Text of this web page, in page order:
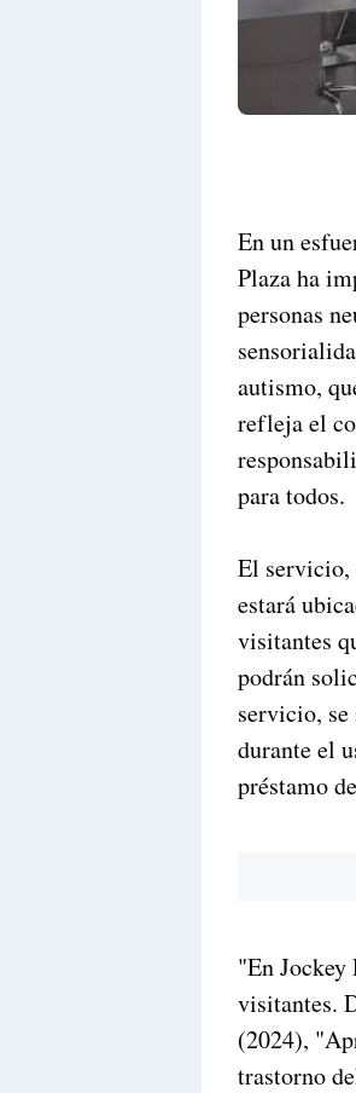
En un
Plaza ha
personas
autismo,
refleja el
para todos.
El servicio,
estará
visitantes
podrán
servicio,
durante el
préstamo
"En Jockey
visitantes.
(2024),
trastorno